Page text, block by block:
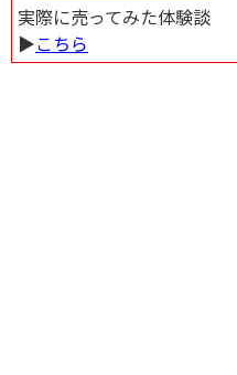
実際に売ってみた体験談
▶︎こちら